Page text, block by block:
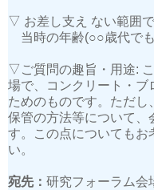
▽ お差し支え ない範囲で
当時の年齢(○○歳代で
▽ご質問の趣旨・用途:
場で、コンクリート・ブ
ためのものです。ただし
保管の方法等について、
す。この点についてもお
い。
宛先： 研究フォーラム会